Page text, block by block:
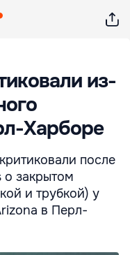
из-
Харборе
после
закрытом
и трубкой) у
в Перл-